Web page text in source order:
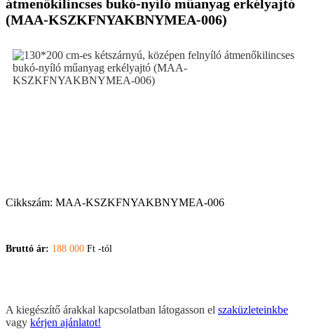
átmenőkilincses bukó-nyíló műanyag erkélyajtó
(MAA-KSZKFNYAKBNYMEA-006)
Cikkszám: MAA-KSZKFNYAKBNYMEA-006
Bruttó ár: 188 000 Ft -tól
A kiegészítő árakkal kapcsolatban látogasson el szaküzleteinkbe
vagy kérjen ajánlatot!